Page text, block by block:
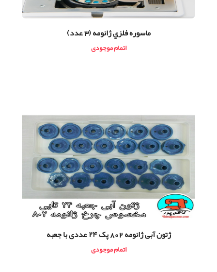
ماسوره فلزي ژانومه (3 عدد)
اتمام موجودی
ژتون آبی ژانومه 802 پک ۲۴ عددی با جعبه
اتمام موجودی